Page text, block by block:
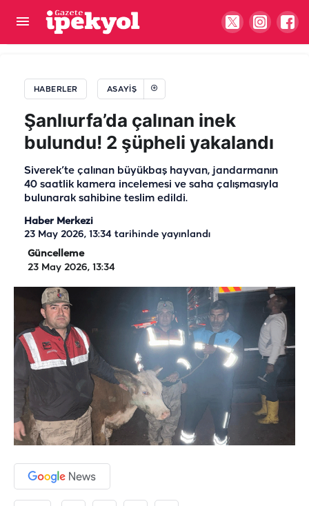
HABERLER ASAYIŞ
Şanlıurfa’da çalınan inek
bulundu! 2 şüpheli yakalandı
Siverek’te çalınan büyükbaş hayvan, jandarmanın
40 saatlik kamera incelemesi ve saha çalışmasıyla
bulunarak sahibine teslim edildi.
Haber Merkezi
23 May 2026, 13:34 tarihinde yayınlandı
Güncelleme
23 May 2026, 13:34
Zehir tacirlerine Şanlıurfa dahil 71 ilde darbe!